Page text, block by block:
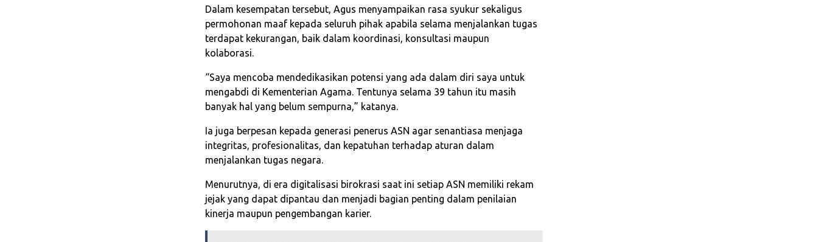
Dalam kesempatan tersebut, Agus menyampaikan rasa syukur sekaligus
permohonan maaf kepada seluruh pihak apabila selama menjalankan tugas
terdapat kekurangan, baik dalam koordinasi, konsultasi maupun
kolaborasi.
“Saya mencoba mendedikasikan potensi yang ada dalam diri saya untuk
mengabdi di Kementerian Agama. Tentunya selama 39 tahun itu masih
banyak hal yang belum sempurna,” katanya.
Ia juga berpesan kepada generasi penerus ASN agar senantiasa menjaga
integritas, profesionalitas, dan kepatuhan terhadap aturan dalam
menjalankan tugas negara.
Menurutnya, di era digitalisasi birokrasi saat ini setiap ASN memiliki rekam
jejak yang dapat dipantau dan menjadi bagian penting dalam penilaian
kinerja maupun pengembangan karier.